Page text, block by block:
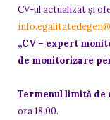
CV-ul actualizat și
„CV – expert
de monitorizare
Termenul limită de
ora 18:00.